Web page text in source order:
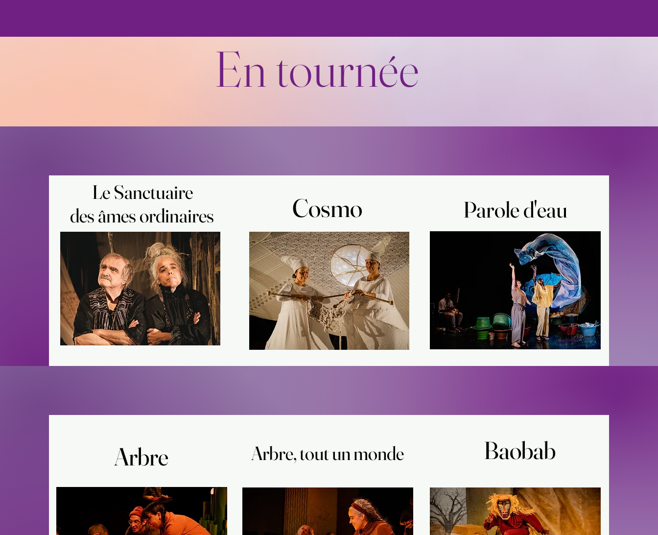
En tournée
Le Sanctuaire
des âmes ordinaires
Le Sanctuaire
des âmes ordinaires Cosmo
Cosmo Parole d'eau
Parole d'eau
Arbre
Arbre Arbre, tout un monde
Arbre, tout un monde Baobab
Baobab